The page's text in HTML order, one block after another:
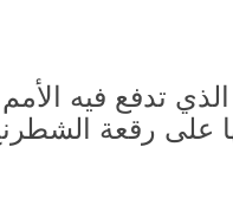
تدفع فيه
على رقعة الشطرنج